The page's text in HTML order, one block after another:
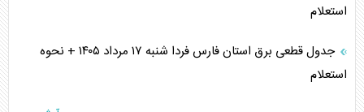
استعلام
جدول قطعی برق استان فارس فردا شنبه ۱۷ مرداد ۱۴۰۵ + نحوه
استعلام